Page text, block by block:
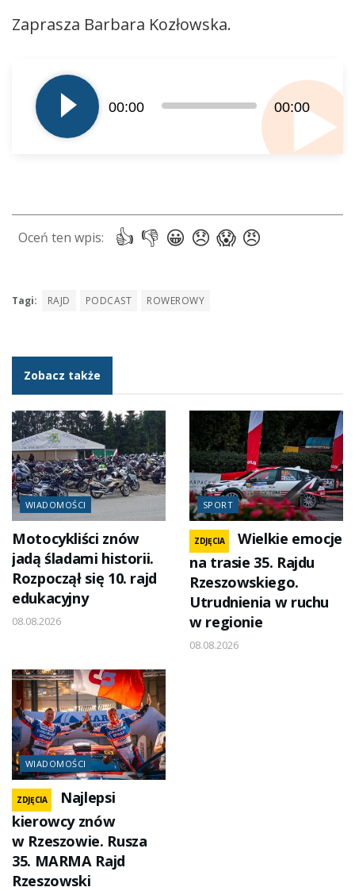
Zaprasza Barbara Kozłowska.
plików
dźwiękowych
00:00 00:00
Tagi: RAJD PODCAST ROWEROWY
Zobacz także
WIADOMOŚCI
Motocykliści znów
jadą śladami historii.
Rozpoczął się 10. rajd
edukacyjny
08.08.2026
SPORT
ZDJĘCIA
Wielkie emocje
na trasie 35. Rajdu
Rzeszowskiego.
Utrudnienia w ruchu
w regionie
08.08.2026
WIADOMOŚCI
ZDJĘCIA
Najlepsi
kierowcy znów
w Rzeszowie. Rusza
35. MARMA Rajd
Rzeszowski